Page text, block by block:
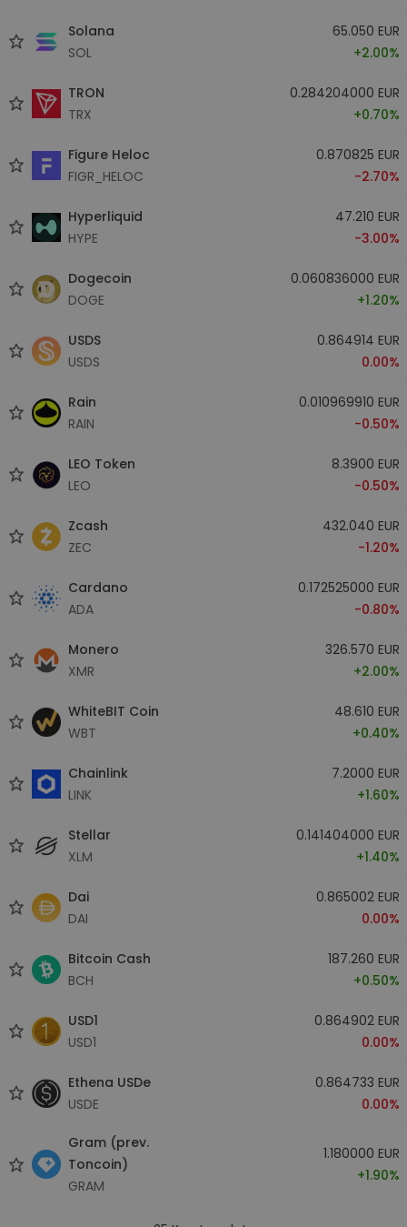
Solana
SOL
65.050 EUR
+2.00%
TRON
TRX
0.284204000 EUR
+0.70%
Figure Heloc
FIGR_HELOC
0.870825 EUR
-2.70%
Hyperliquid
HYPE
47.210 EUR
-3.00%
Dogecoin
DOGE
0.060836000 EUR
+1.20%
USDS
USDS
0.864914 EUR
0.00%
Rain
RAIN
0.010969910 EUR
-0.50%
LEO Token
LEO
8.3900 EUR
-0.50%
Zcash
ZEC
432.040 EUR
-1.20%
Cardano
ADA
0.172525000 EUR
-0.80%
Monero
XMR
326.570 EUR
+2.00%
WhiteBIT Coin
WBT
48.610 EUR
+0.40%
Chainlink
LINK
7.2000 EUR
+1.60%
Stellar
XLM
0.141404000 EUR
+1.40%
Dai
DAI
0.865002 EUR
0.00%
Bitcoin Cash
BCH
187.260 EUR
+0.50%
USD1
USD1
0.864902 EUR
0.00%
Ethena USDe
USDE
0.864733 EUR
0.00%
Gram (prev.
Toncoin)
GRAM
1.180000 EUR
+1.90%